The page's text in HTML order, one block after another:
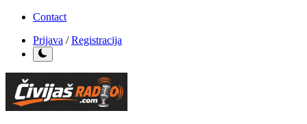
Contact
Prijava /Registracija